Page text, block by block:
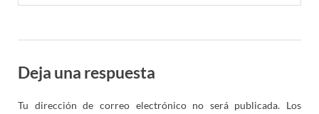
Deja una respuesta
Tu dirección de correo electrónico no será publicada. Los